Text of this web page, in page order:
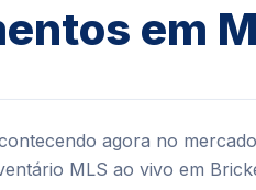
em
agora no
MLS ao vivo em